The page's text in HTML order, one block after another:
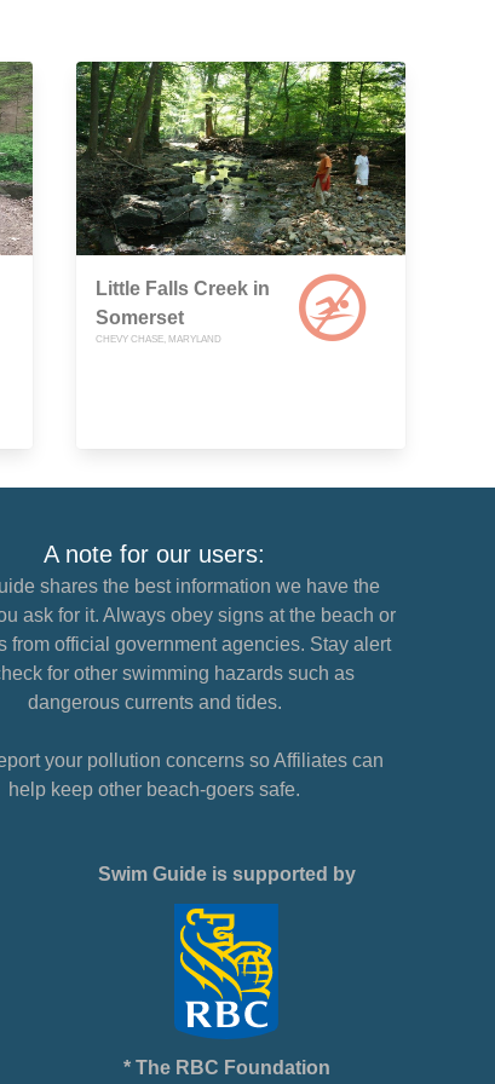
Little Falls Creek in
Somerset
CHEVY CHASE, MARYLAND
A note for our users:
shares the best information we have the
ask for it. Always obey signs at the beach or
from official government agencies. Stay alert
for other swimming hazards such as
dangerous currents and tides.
your pollution concerns so Affiliates can
help keep other beach-goers safe.
Swim Guide is supported by
* The RBC Foundation